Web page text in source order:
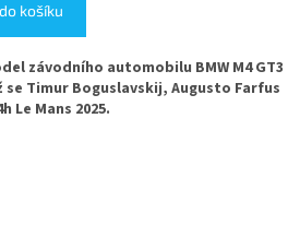
košíku
závodního automobilu BMW M4 GT3
se Timur Boguslavskij, Augusto Farfus
Le Mans 2025.